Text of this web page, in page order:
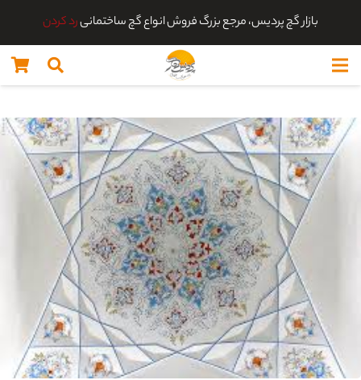
بازار گچ پردیس، مرجع بزرگ فروش انواع گچ ساختمانیرد کردن